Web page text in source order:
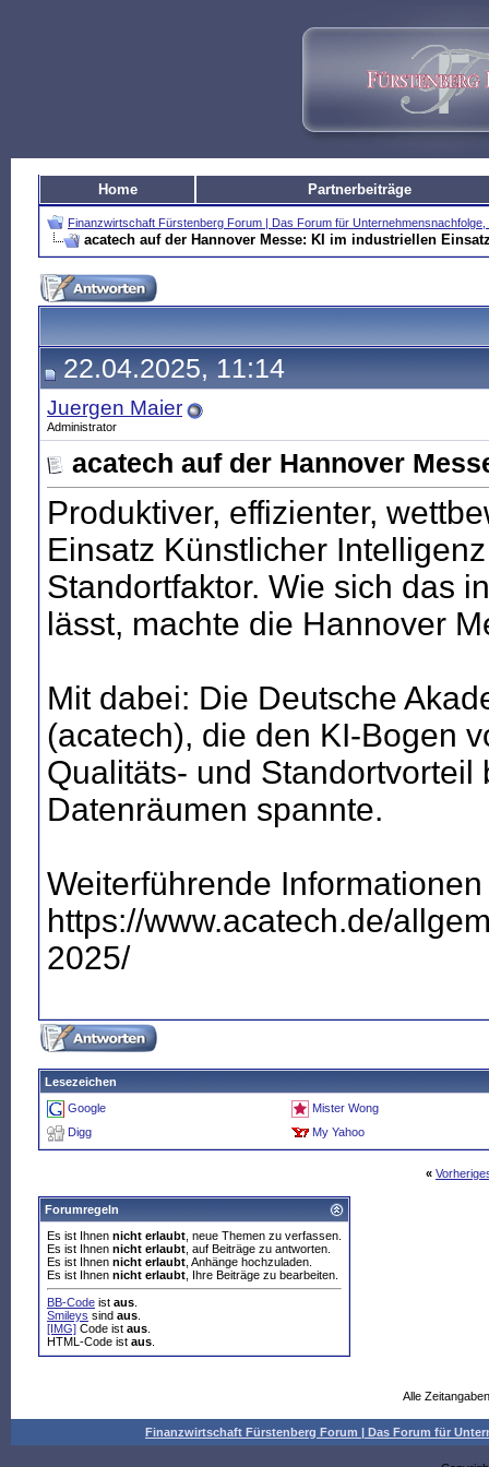
Home Partnerbeiträge
Finanzwirtschaft Fürstenberg Forum | Das Forum für
acatech auf der Hannover Messe: KI im industriellen
22.04.2025, 11:14
Juergen Maier
Administrator
acatech auf der Hannover
Produktiver, effizienter,
Einsatz Künstlicher
Standortfaktor. Wie sich das
lässt, machte die Hannover
Mit dabei: Die Deutsche
(acatech), die den KI-Bogen
Qualitäts- und
Datenräumen spannte.
Weiterführende Informationen
https://www.acatech.de/
2025/
Lesezeichen
Google
Mister Wong
Digg
My Yahoo
«
Forumregeln
Es ist Ihnen nicht erlaubt , neue Themen zu verfassen.
Es ist Ihnen nicht erlaubt , auf Beiträge zu antworten.
Es ist Ihnen nicht erlaubt , Anhänge hochzuladen.
Es ist Ihnen nicht erlaubt , Ihre Beiträge zu bearbeiten.
BB-Code ist aus
Smileys sind aus
[IMG] Code ist aus
HTML-Code ist aus
Alle
Finanzwirtschaft Fürstenberg Forum | Das Forum für